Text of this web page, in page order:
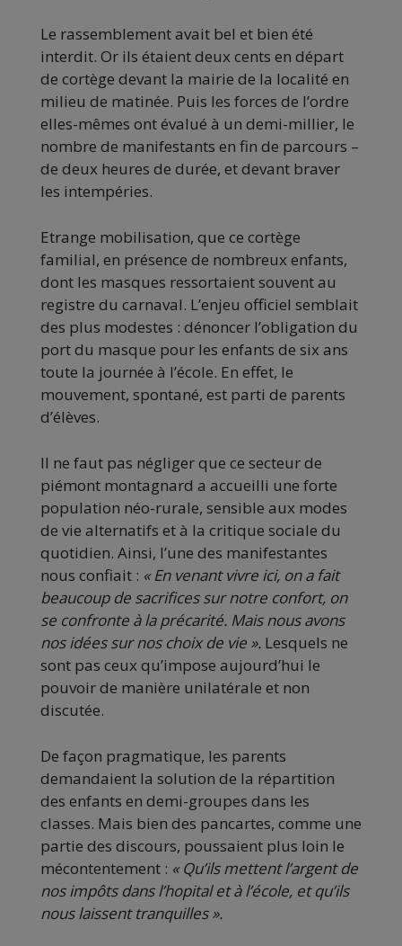
Le rassemblement avait bel et bien été
interdit. Or ils étaient deux cents en départ
de cortège devant la mairie de la localité en
milieu de matinée. Puis les forces de l’ordre
elles-mêmes ont évalué à un demi-millier, le
nombre de manifestants en fin de parcours –
de deux heures de durée, et devant braver
les intempéries.
Etrange mobilisation, que ce cortège
familial, en présence de nombreux enfants,
dont les masques ressortaient souvent au
registre du carnaval. L’enjeu officiel semblait
des plus modestes : dénoncer l’obligation du
port du masque pour les enfants de six ans
toute la journée à l’école. En effet, le
mouvement, spontané, est parti de parents
d’élèves.
Il ne faut pas négliger que ce secteur de
piémont montagnard a accueilli une forte
population néo-rurale, sensible aux modes
de vie alternatifs et à la critique sociale du
quotidien. Ainsi, l’une des manifestantes
nous confiait : « En venant vivre ici, on a fait
beaucoup de sacrifices sur notre confort, on
se confronte à la précarité. Mais nous avons
nos idées sur nos choix de vie ». Lesquels ne
sont pas ceux qu’impose aujourd’hui le
pouvoir de manière unilatérale et non
discutée.
De façon pragmatique, les parents
demandaient la solution de la répartition
des enfants en demi-groupes dans les
classes. Mais bien des pancartes, comme une
partie des discours, poussaient plus loin le
mécontentement : « Qu’ils mettent l’argent de
nos impôts dans l’hopital et à l’école, et qu’ils
nous laissent tranquilles ».